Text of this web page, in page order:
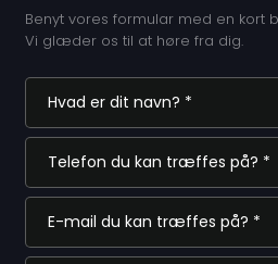
Benyt vores formular med en kort
Vi glæder os til at høre fra dig.